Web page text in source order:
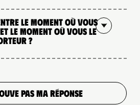
le moment où vous
le moment où vous le
?
PAS MA RÉPONSE